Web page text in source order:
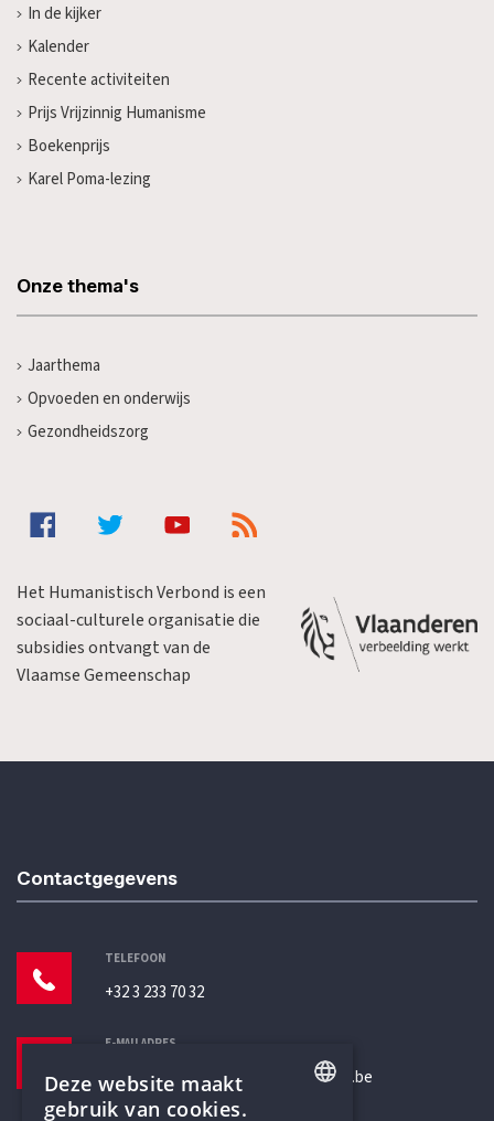
In de kijker
Kalender
Recente activiteiten
Prijs Vrijzinnig Humanisme
Boekenprijs
Karel Poma-lezing
Onze thema's
Jaarthema
Opvoeden en onderwijs
Gezondheidszorg
Het Humanistisch Verbond is een
sociaal-culturele organisatie die
subsidies ontvangt van de
Vlaamse Gemeenschap
Contactgegevens
TELEFOON
+32 3 233 70 32
E-MAILADRES
secretariaat@humanistischverbond.be
Deze website maakt
gebruik van cookies.